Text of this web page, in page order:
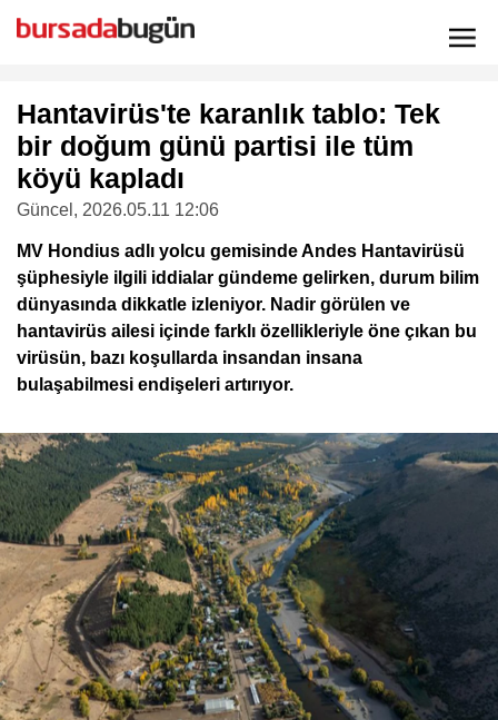
Hantavirüs'te karanlık tablo: Tek
bir doğum günü partisi ile tüm
köyü kapladı
Güncel , 2026.05.11 12:06
MV Hondius adlı yolcu gemisinde Andes Hantavirüsü
şüphesiyle ilgili iddialar gündeme gelirken, durum bilim
dünyasında dikkatle izleniyor. Nadir görülen ve
hantavirüs ailesi içinde farklı özellikleriyle öne çıkan bu
virüsün, bazı koşullarda insandan insana
bulaşabilmesi endişeleri artırıyor.